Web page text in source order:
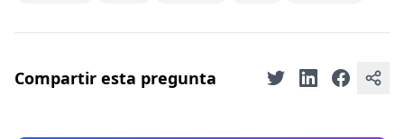
Compartir esta pregunta